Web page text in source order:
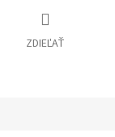
ZDIEĽAŤ